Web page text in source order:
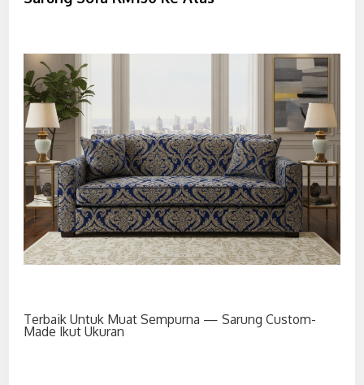
Terbaik Untuk Muat Sempurna — Sarung Custom-
Made Ikut Ukuran